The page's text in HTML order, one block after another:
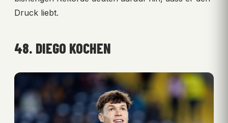
Druck liebt.
48. DIEGO KOCHEN